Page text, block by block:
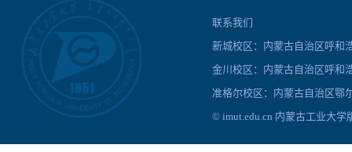
联系我们
新城校区：内蒙古自治区呼
金川校区：内蒙古自治区呼
准格尔校区：内蒙古自治区
© imut.edu.cn 内蒙古工业大